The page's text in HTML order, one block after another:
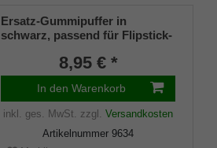
Ersatz-Gummipuffer in
schwarz, passend für Flipstick-
höhenverstellbare) und
Sitzstock Wales (Art. 4309)
8,95 € *
In den Warenkorb
inkl. ges. MwSt. zzgl. Versandkosten
Artikelnummer 9634